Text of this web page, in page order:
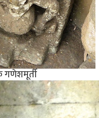
गणेशमूर्ती